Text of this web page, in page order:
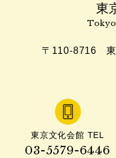
東
〒110-8716
東京文化会館 TEL
03-5579-6446